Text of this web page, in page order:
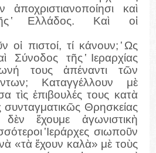
ἀποχριστιανοποίησι καὶ
̔Ελλάδος. Καὶ οἱ
οἱ πιστοί, τί κάνουν; ̔Ως
Σύνοδος τῆς ̔Ιεραρχίας
τους ἀπέναντι τῶν
Καταγγέλλουν μὲ
τὶς ἐπιβουλές τους κατὰ
συνταγματικῶς Θρησκείας
ἔχουμε ἀγωνιστικὴ
̔Ιεράρχες σιωποῦν
«τὰ ἔχουν καλὰ» μὲ τοὺς